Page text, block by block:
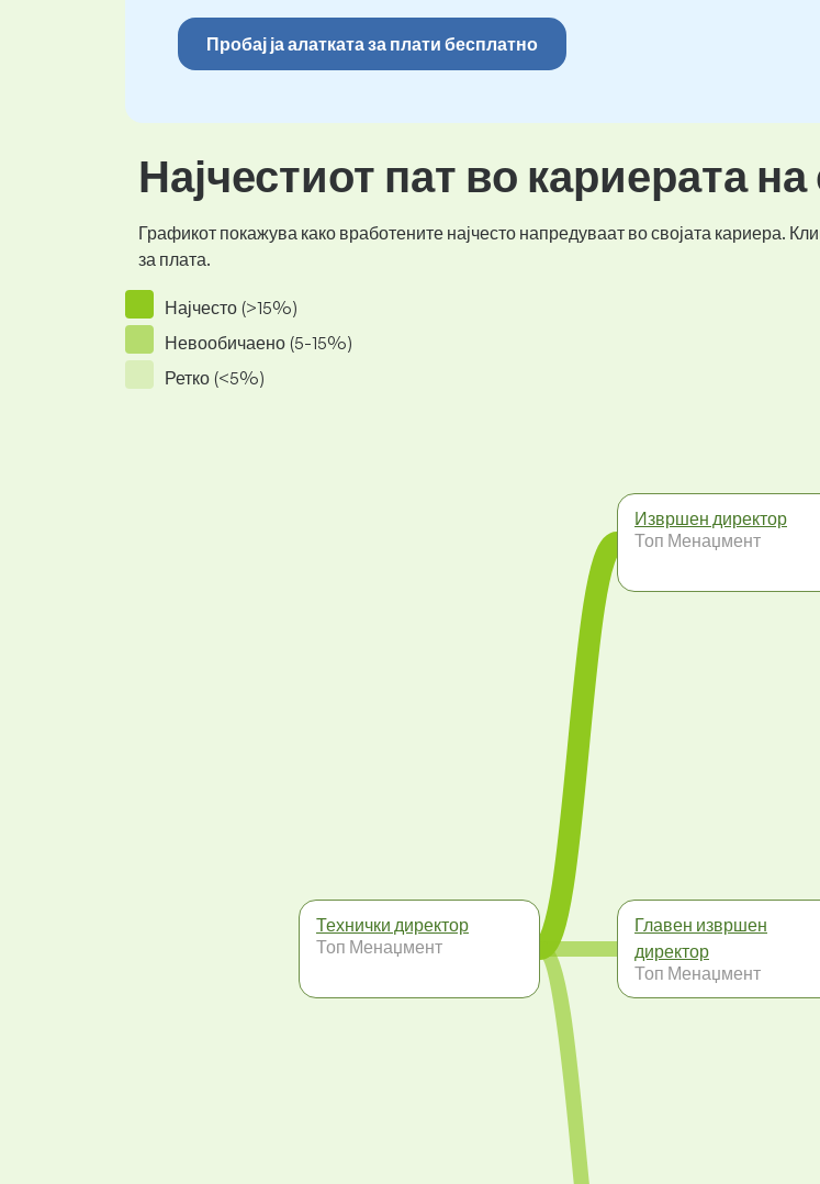
Пробај ја алатката за плати бесплатно
Најчестиот пат во кариерата
Графикот покажува како вработените најчесто напредуваат во својата кариера.
за плата.
Најчесто (>15%)
Невообичаено (5-15%)
Ретко (<5%)
Технички директор
Топ Менаџмент
Извршен директор
Топ Менаџмент
Главен извршен
директор
Топ Менаџмент